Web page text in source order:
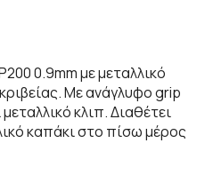
0.9mm με μεταλλικό
Με ανάγλυφο grip
κλιπ. Διαθέτει
καπάκι στο πίσω μέρος